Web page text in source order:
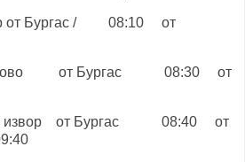
от Бургас / 08:10 от
от Бургас 08:30 от
извор от Бургас 08:40 от